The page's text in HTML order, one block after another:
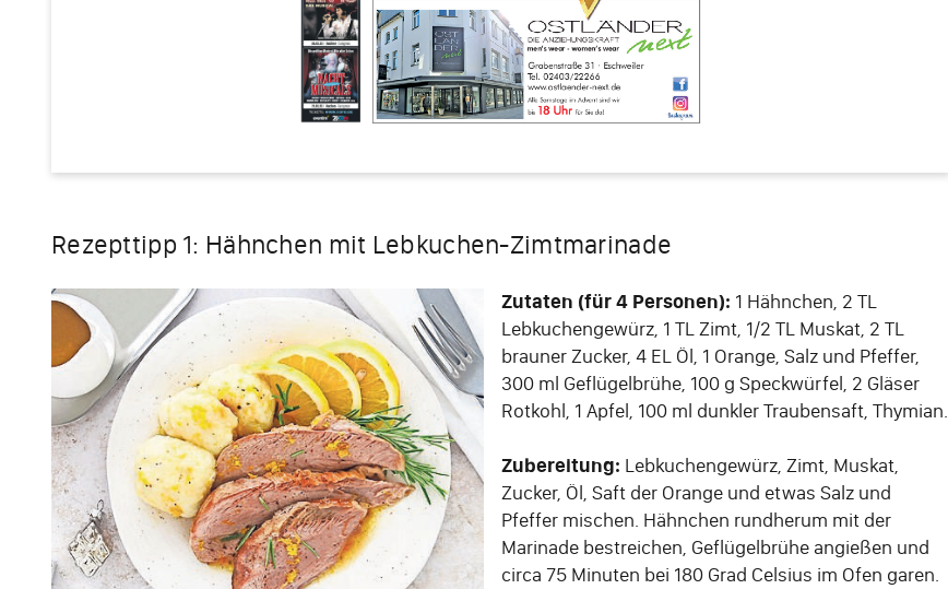
Rezepttipp 1: Hähnchen mit Lebkuchen-Zimtmarinade
Zutaten (für 4 Personen): 1 Hähnchen, 2 TL
Lebkuchengewürz, 1 TL Zimt, 1/2 TL Muskat, 2 TL
brauner Zucker, 4 EL Öl, 1 Orange, Salz und Pfeffer,
300 ml Geflügelbrühe, 100 g Speckwürfel, 2 Gläser
Rotkohl, 1 Apfel, 100 ml dunkler Traubensaft, Thymian.
Zubereitung: Lebkuchengewürz, Zimt, Muskat,
Zucker, Öl, Saft der Orange und etwas Salz und
Pfeffer mischen. Hähnchen rundherum mit der
Marinade bestreichen, Geflügelbrühe angießen und
circa 75 Minuten bei 180 Grad Celsius im Ofen garen.